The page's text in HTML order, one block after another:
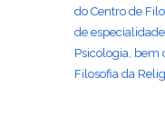
do Centro de
de
Psicologia, bem
Filosofia da